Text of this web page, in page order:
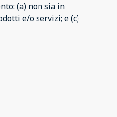
(a) non sia in
e/o servizi; e (c)